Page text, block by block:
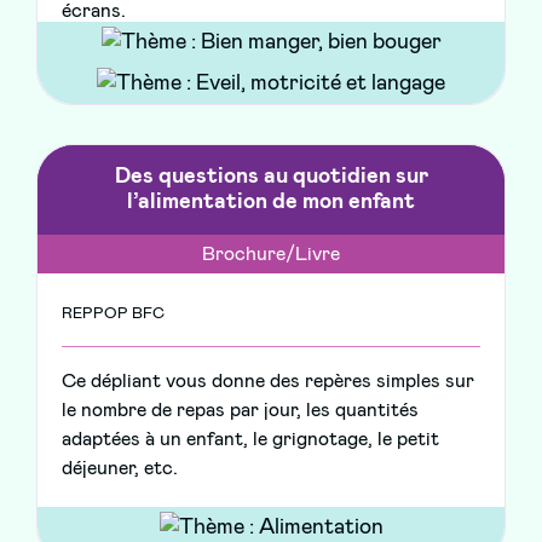
écrans.
Des questions au quotidien sur
l’alimentation de mon enfant
Brochure/Livre
REPPOP BFC
Ce dépliant vous donne des repères simples sur
le nombre de repas par jour, les quantités
adaptées à un enfant, le grignotage, le petit
déjeuner, etc.